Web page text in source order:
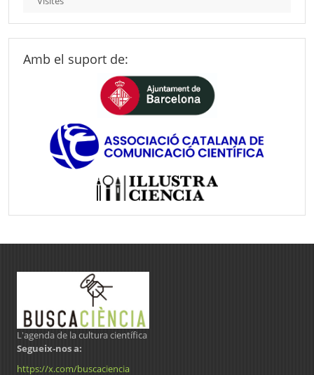
Amb el suport de:
L'agenda de la cultura científica
Segueix-nos a:
https://x.com/buscaciencia